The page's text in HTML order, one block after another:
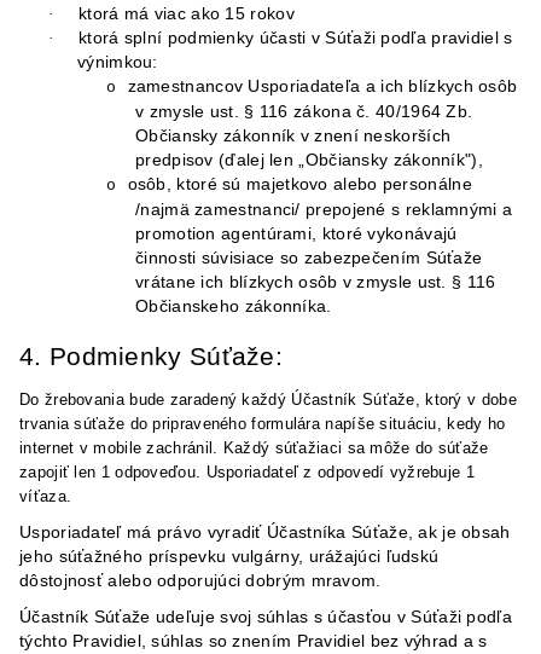
· ktorá má viac ako 15 rokov
·
ktorá splní podmienky účasti v Súťaži podľa pravidiel s
výnimkou:
o
zamestnancov Usporiadateľa a ich blízkych osôb
v zmysle ust. § 116 zákona č. 40/1964 Zb.
Občiansky zákonník v znení neskorších
predpisov (ďalej len „Občiansky zákonník"),
o
osôb, ktoré sú majetkovo alebo personálne
/najmä zamestnanci/ prepojené s reklamnými a
promotion agentúrami, ktoré vykonávajú
činnosti súvisiace so zabezpečením Súťaže
vrátane ich blízkych osôb v zmysle ust. § 116
Občianskeho zákonníka.
4. Podmienky Súťaže:
Do žrebovania bude zaradený každý Účastník Súťaže, ktorý v dobe
trvania súťaže do pripraveného formulára napíše situáciu, kedy ho
internet v mobile zachránil. Každý súťažiaci sa môže do súťaže
zapojiť len 1 odpoveďou. Usporiadateľ z odpovedí vyžrebuje 1
víťaza.
Usporiadateľ má právo vyradiť Účastníka Súťaže, ak je obsah
jeho súťažného príspevku vulgárny, urážajúci ľudskú
dôstojnosť alebo odporujúci dobrým mravom.
Účastník Súťaže udeľuje svoj súhlas s účasťou v Súťaži podľa
týchto Pravidiel, súhlas so znením Pravidiel bez výhrad a s